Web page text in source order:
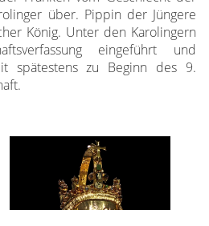
über. Pippin der Jüngere
König. Unter den Karolingern
eingeführt und
spätestens zu Beginn des 9.